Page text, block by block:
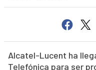
Alcatel-Lucent ha
Telefónica para ser